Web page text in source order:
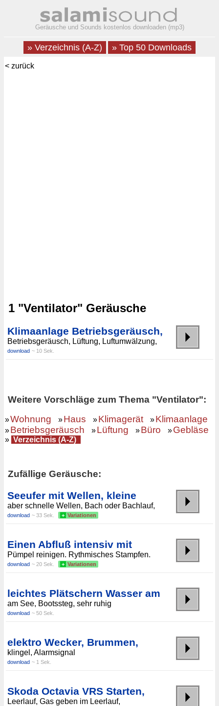
Geräusche und Sounds kostenlos downloaden (mp3)
» Verzeichnis (A-Z) » Top 50 Downloads
< zurück
1 "Ventilator" Geräusche
Klimaanlage Betriebsgeräusch,
Betriebsgeräusch, Lüftung, Luftumwälzung,
download ~ 10 Sek.
Weitere Vorschläge zum Thema "Ventilator":
»Wohnung »Haus »Klimagerät »Klimaanlage
»Betriebsgeräusch »Lüftung »Büro »Gebläse
» Verzeichnis (A-Z)
Zufällige Geräusche:
Seeufer mit Wellen, kleine
aber schnelle Wellen, Bach oder Bachlauf,
download ~ 33 Sek. + Variationen
Einen Abfluß intensiv mit
Pümpel reinigen. Rythmisches Stampfen.
download ~ 20 Sek. + Variationen
leichtes Plätschern Wasser am
am See, Bootssteg, sehr ruhig
download ~ 50 Sek.
elektro Wecker, Brummen,
klingel, Alarmsignal
download ~ 1 Sek.
Skoda Octavia VRS Starten,
Leerlauf, Gas geben im Leerlauf,